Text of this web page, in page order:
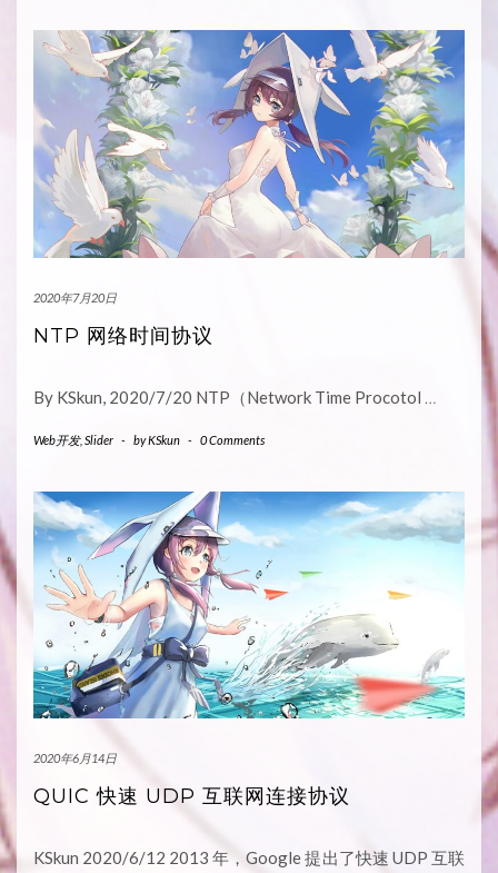
2020年7月20日
NTP 网络时间协议
By KSkun, 2020/7/20 NTP（Network Time Procotol
Web开发, Slider - byKSkun - 0 Comments
2020年6月14日
QUIC 快速 UDP 互联网连接协议
KSkun 2020/6/12 2013 年，Google 提出了快速 UDP 互联